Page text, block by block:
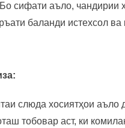
сифати аъло, чандирии
баланди истехсол ва
слюда хосиятҳои аъло
тобовар аст, ки